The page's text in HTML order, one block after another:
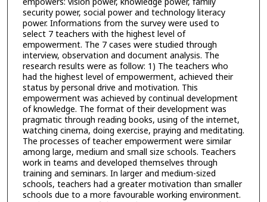
security power, social power and technology literacy
power. Informations from the survey were used to
select 7 teachers with the highest level of
empowerment. The 7 cases were studied through
interview, observation and document analysis. The
research results were as follow: 1) The teachers who
had the highest level of empowerment, achieved their
status by personal drive and motivation. This
empowerment was achieved by continual development
of knowledge. The format of their development was
pragmatic through reading books, using of the internet,
watching cinema, doing exercise, praying and meditating.
The processes of teacher empowerment were similar
among large, medium and small size schools. Teachers
work in teams and developed themselves through
training and seminars. In larger and medium-sized
schools, teachers had a greater motivation than smaller
schools due to a more favourable working environment.